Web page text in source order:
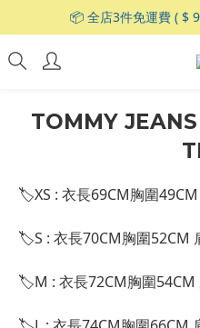
📦 全店3件免運費 ( $
TOMMY
🏷XS : 衣長69CM胸圍
🏷S : 衣長70CM胸圍52CM
🏷M : 衣長72CM胸圍54CM